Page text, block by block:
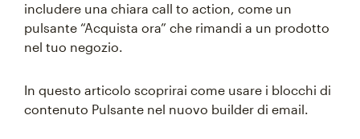
includere una chiara call to action, come un
pulsante “Acquista ora” che rimandi a un prodotto
nel tuo negozio.
In questo articolo scoprirai come usare i blocchi di
contenuto Pulsante nel nuovo builder di email.